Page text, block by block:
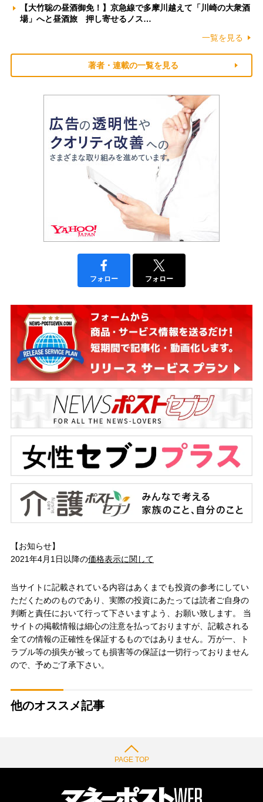
【大竹聡の昼酒御免！】京急線で多摩川越えて「川崎の大衆酒
場」へと昼酒旅 押し寄せるノス…
一覧を見る
著者・連載の一覧を見る
フォロー フォロー
【お知らせ】
2021年4月1日以降の価格表示に関して
当サイトに記載されている内容はあくまでも投資の参考にしてい
ただくためのものであり、実際の投資にあたっては読者ご自身の
判断と責任において行って下さいますよう、お願い致します。 当
サイトの掲載情報は細心の注意を払っておりますが、記載される
全ての情報の正確性を保証するものではありません。万が一、ト
ラブル等の損失が被っても損害等の保証は一切行っておりません
ので、予めご了承下さい。
他のオススメ記事
PAGE TOP